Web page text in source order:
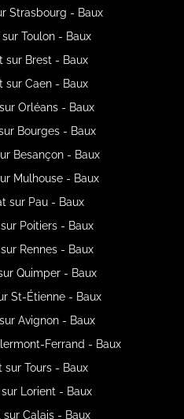
Strasbourg - Baux
Toulon - Baux
sur Brest - Baux
sur Caen - Baux
Orléans - Baux
Bourges - Baux
Besançon - Baux
Mulhouse - Baux
sur Pau - Baux
Poitiers - Baux
Rennes - Baux
Quimper - Baux
St-Étienne - Baux
Avignon - Baux
Ferrand - Baux
sur Tours - Baux
Lorient - Baux
sur Calais - Baux